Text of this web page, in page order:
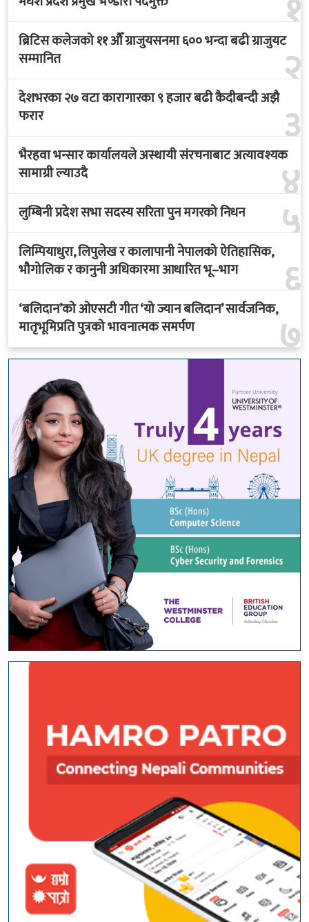
१
२
ब्रिटिस कलेजको ११ औँ ग्राजुयसनमा ६०० भन्दा बढी ग्राजुयट
सम्मानित
३
देशभरका २७ वटा कारागारका ९ हजार बढी कैदीबन्दी अझै
फरार
४
भैरहवा भन्सार कार्यालयले अस्थायी संरचनाबाट अत्यावश्यक
सामाग्री ल्याउदै
५
लुम्बिनी प्रदेश सभा सदस्य सरिता पुन मगरको निधन
६
लिम्पियाधुरा, लिपुलेख र कालापानी नेपालको ऐतिहासिक,
भौगोलिक र कानुनी अधिकारमा आधारित भू–भाग
७
‘बलिदान’को ओएसटी गीत ‘यो ज्यान बलिदान’ सार्वजनिक,
मातृभूमिप्रति पुत्रको भावनात्मक समर्पण